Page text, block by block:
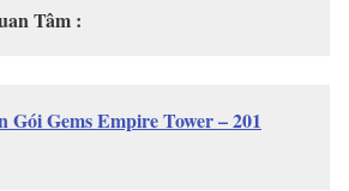
Tâm :
Gói Gems Empire Tower – 201